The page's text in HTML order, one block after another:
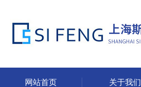
网站首页 关于我们